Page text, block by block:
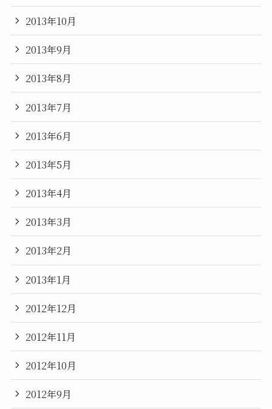
2013年10月
2013年9月
2013年8月
2013年7月
2013年6月
2013年5月
2013年4月
2013年3月
2013年2月
2013年1月
2012年12月
2012年11月
2012年10月
2012年9月